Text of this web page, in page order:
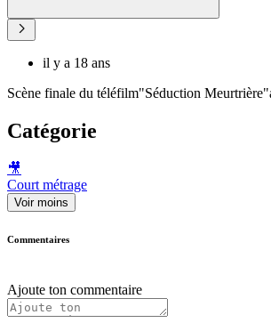
il y a 18 ans
Scène finale du téléfilm"Séduction
Catégorie
🎥
Court métrage
Voir moins
Commentaires
Ajoute ton commentaire